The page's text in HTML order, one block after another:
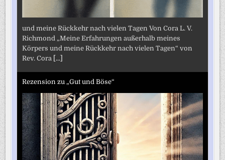
und meine Rückkehr nach vielen Tagen Von Cora L. V.
Richmond „Meine Erfahrungen außerhalb meines
Körpers und meine Rückkehr nach vielen Tagen“ von
Rev. Cora [...]
Rezension zu „Gut und Böse“